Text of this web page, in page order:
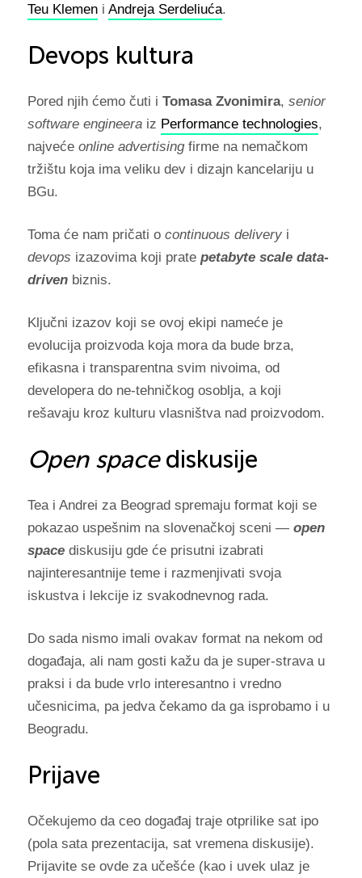
Teu Klemeni Andreja Serdeliuća.
Devops kultura
Pored njih ćemo čuti i Tomasa Zvonimira, senior
software engineeraiz Performance technologies,
najveće online advertisingfirme na nemačkom
tržištu koja ima veliku dev i dizajn kancelariju u
BGu.
Toma će nam pričati o continuous deliveryi
devops izazovima koji prate petabyte scale data-
drivenbiznis.
Ključni izazov koji se ovoj ekipi nameće je
evolucija proizvoda koja mora da bude brza,
efikasna i transparentna svim nivoima, od
developera do ne-tehničkog osoblja, a koji
rešavaju kroz kulturu vlasništva nad proizvodom.
Open spacediskusije
Tea i Andrei za Beograd spremaju format koji se
pokazao uspešnim na slovenačkoj sceni — open
spacediskusiju gde će prisutni izabrati
najinteresantnije teme i razmenjivati svoja
iskustva i lekcije iz svakodnevnog rada.
Do sada nismo imali ovakav format na nekom od
događaja, ali nam gosti kažu da je super-strava u
praksi i da bude vrlo interesantno i vredno
učesnicima, pa jedva čekamo da ga isprobamo i u
Beogradu.
Prijave
Očekujemo da ceo događaj traje otprilike sat ipo
(pola sata prezentacija, sat vremena diskusije).
Prijavite se ovde za učešće (kao i uvek ulaz je